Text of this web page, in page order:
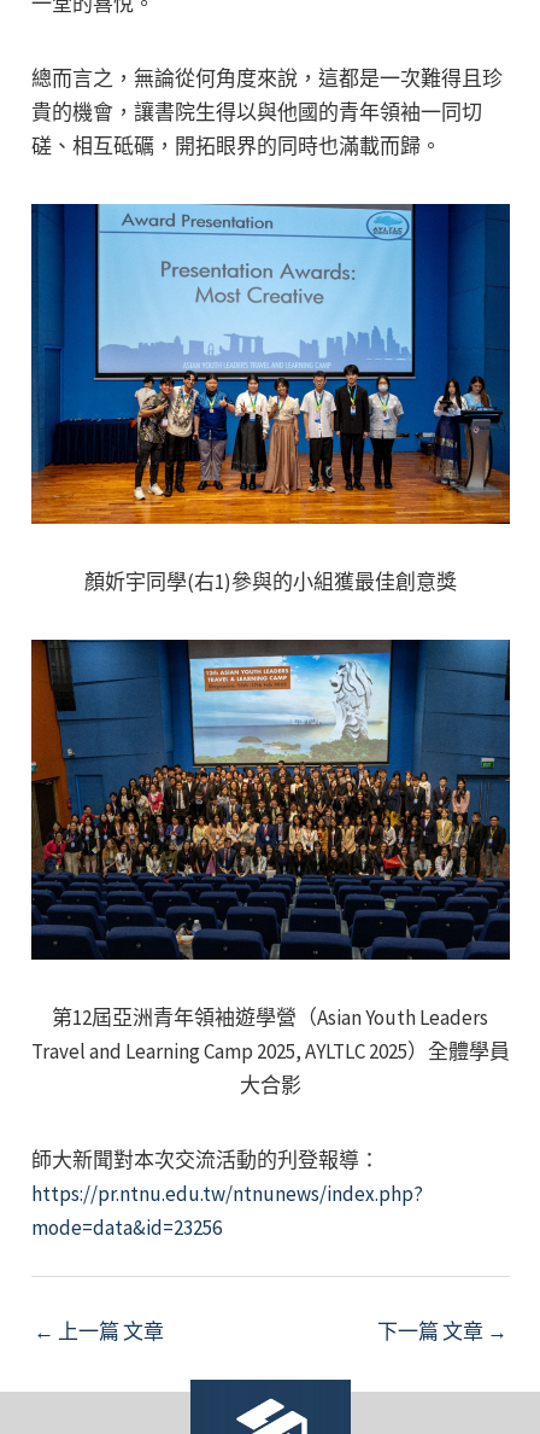
總而言之，無論從何角度來說，這都是一次難得且珍
貴的機會，讓書院生得以與他國的青年領袖一同切
磋、相互砥礪，開拓眼界的同時也滿載而歸。
顏妡宇同學(右1)參與的小組獲最佳創意獎
第12屆亞洲青年領袖遊學營（Asian Youth Leaders
Travel and Learning Camp 2025, AYLTLC 2025）全體學員
大合影
師大新聞對本次交流活動的刋登報導：
https://pr.ntnu.edu.tw/ntnunews/index.php?
mode=data&id=23256
Post
← 上一篇 文章 下一篇 文章 →